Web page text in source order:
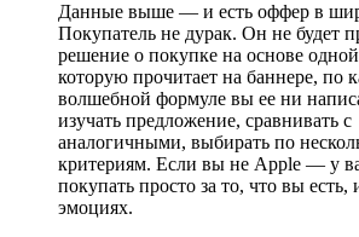
Данные выше — и есть оффер в
Покупатель не дурак. Он не будет
решение о покупке на основе
которую прочитает на баннере, по
волшебной формуле вы ее ни
изучать предложение, сравнивать с
аналогичными, выбирать по
критериям. Если вы не Apple — у
покупать просто за то, что вы есть,
эмоциях.